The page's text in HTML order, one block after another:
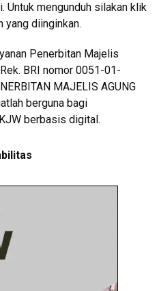
Untuk mengunduh silakan klik
yang diinginkan.
Penerbitan Majelis
BRI nomor 0051-01-
MAJELIS AGUNG
berguna bagi
berbasis digital.